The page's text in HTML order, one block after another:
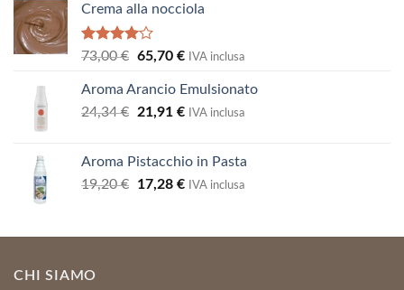
Crema alla nocciola
Valutato
5
73,00€ Il
originale
era:
65,70 €Il
attuale
è:
IVA inclusa
Aroma Arancio Emulsionato
24,34€
Il
era:
24,34 €.
21,91 €Il
è:
21,91 €.
IVA inclusa
Aroma Pistacchio in Pasta
19,20€
Il
era:
17,28 €Il
è:
IVA inclusa
CHI SIAMO